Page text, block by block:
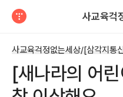
사교육걱
사교육걱정없는세상/[삼각지통
[새나라의 어